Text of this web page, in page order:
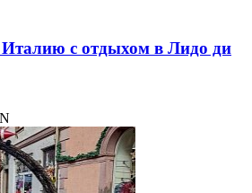
с отдыхом в Лидо ди